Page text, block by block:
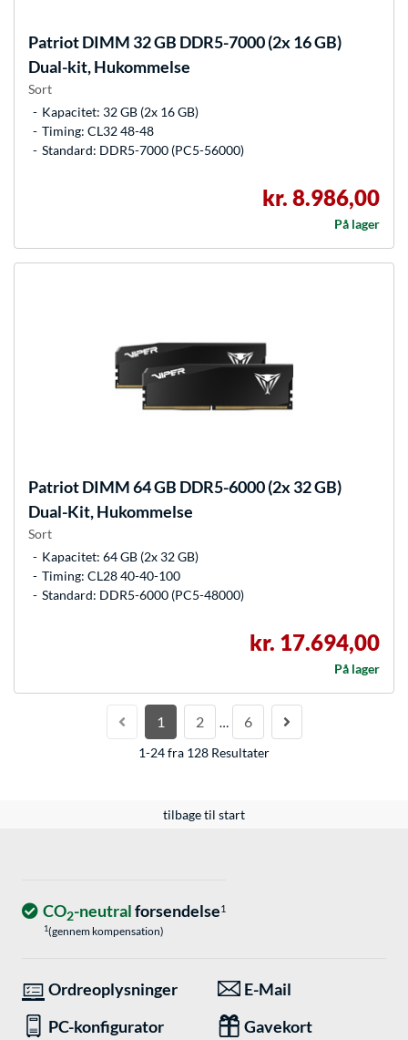
PatriotDIMM 32 GB DDR5-7000 (2x 16 GB)
Dual-kit, Hukommelse
Sort
Kapacitet: 32 GB (2x 16 GB)
Timing: CL32 48-48
Standard: DDR5-7000 (PC5-56000)
kr. 8.986,00
På lager
PatriotDIMM 64 GB DDR5-6000 (2x 32 GB)
Dual-Kit, Hukommelse
Sort
Kapacitet: 64 GB (2x 32 GB)
Timing: CL28 40-40-100
Standard: DDR5-6000 (PC5-48000)
kr. 17.694,00
På lager
1 2 … 6
1-24 fra 128 Resultater
tilbage til start
CO2-neutralforsendelse1
1(gennem kompensation)
Ordreoplysninger
E-Mail
PC-konfigurator
Gavekort